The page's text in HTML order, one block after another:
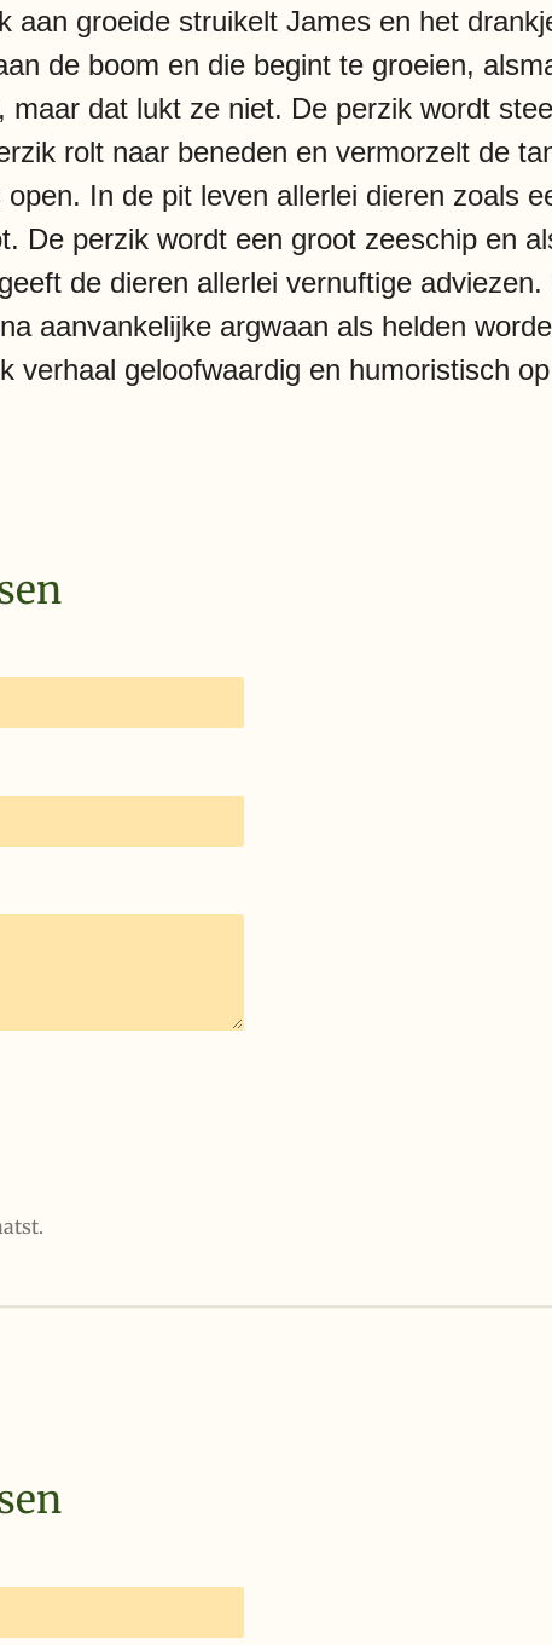
aan groeide struikelt James en het
de boom en die begint te groeien,
maar dat lukt ze niet. De perzik wordt
rolt naar beneden en vermorzelt de
In de pit leven allerlei dieren zoals
De perzik wordt een groot zeeschip en
de dieren allerlei vernuftige
aanvankelijke argwaan als helden
verhaal geloofwaardig en humoristisch